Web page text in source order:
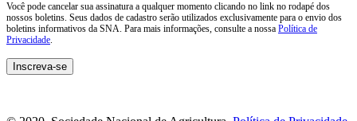
Você pode cancelar sua assinatura a qualquer momento clicando no link no rodapé dos
nossos boletins. Seus dados de cadastro serão utilizados exclusivamente para o envio dos
boletins informativos da SNA. Para mais informações, consulte a nossa Política de
Privacidade.